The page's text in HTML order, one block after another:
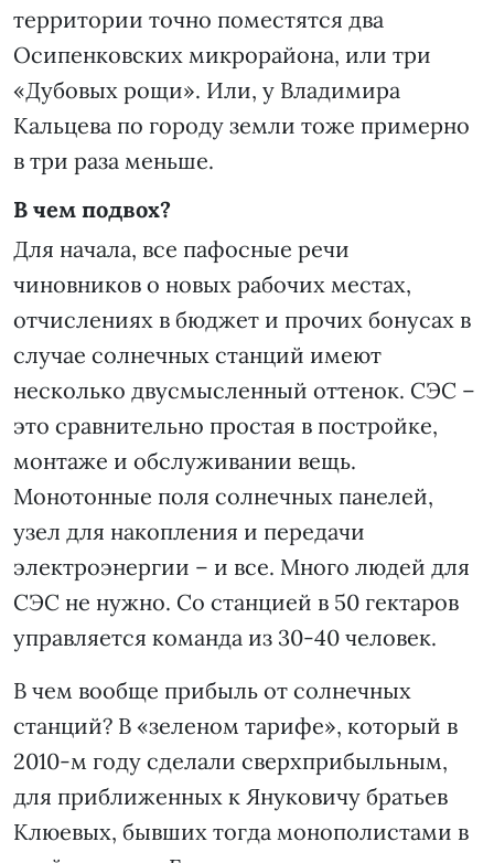
территории точно поместятся два
Осипенковских микрорайона, или три
«Дубовых рощи». Или, у Владимира
Кальцева по городу земли тоже примерно
в три раза меньше.
В чем подвох?
Для начала, все пафосные речи
чиновников о новых рабочих местах,
отчислениях в бюджет и прочих бонусах в
случае солнечных станций имеют
несколько двусмысленный оттенок. СЭС –
это сравнительно простая в постройке,
монтаже и обслуживании вещь.
Монотонные поля солнечных панелей,
узел для накопления и передачи
электроэнергии – и все. Много людей для
СЭС не нужно. Со станцией в 50 гектаров
управляется команда из 30-40 человек.
В чем вообще прибыль от солнечных
станций? В «зеленом тарифе», который в
2010-м году сделали сверхприбыльным,
для приближенных к Януковичу братьев
Клюевых, бывших тогда монополистами в